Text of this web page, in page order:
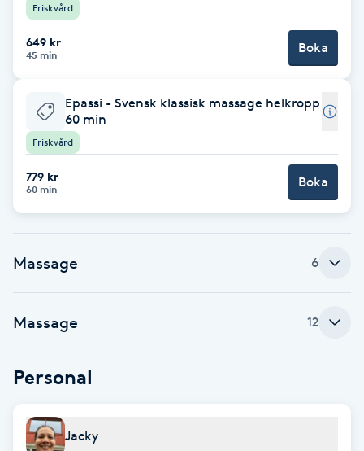
Celluliter
Color correction
Cryoterapi
Dermapen
Enzympeeling
Extensions
Friskvård
649 kr
45 min Boka
Epassi - Svensk klassisk massage helkropp
60 min
Friskvård
779 kr
60 min Boka
Massage 6
Massage 12
Personal
Jacky